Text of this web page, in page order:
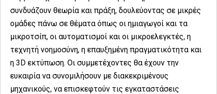
συνδυάζουν θεωρία και πράξη, δουλεύοντας σε μικρές
ομάδες πάνω σε θέματα όπως οι ημιαγωγοί και τα
μικροτσίπ, οι αυτοματισμοί και οι μικροελεγκτές, η
τεχνητή νοημοσύνη, η επαυξημένη πραγματικότητα και
η 3D εκτύπωση. Οι συμμετέχοντες θα έχουν την
ευκαιρία να συνομιλήσουν με διακεκριμένους
μηχανικούς, να επισκεφτούν τις εγκαταστάσεις